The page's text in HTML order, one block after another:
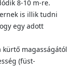
8-10 m-re.
is illik tudni
egy adott
magasságától
(füst-